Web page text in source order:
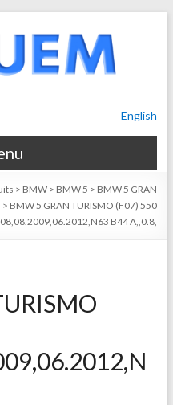
English
> BMW > BMW 5 > BMW 5 GRAN
> BMW 5 GRAN TURISMO (F07) 550
B44 A,,0.8,